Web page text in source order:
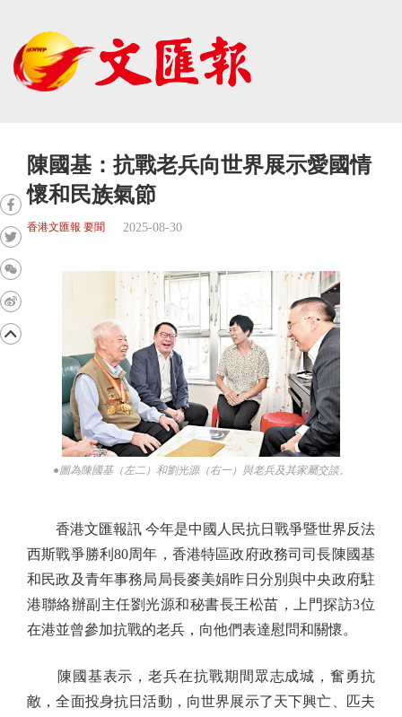
陳國基：抗戰老兵向世界展示愛國情
懷和民族氣節
香港文匯報 要聞 2025-08-30
●圖為陳國基（左二）和劉光源（右一）與老兵及其家屬交談。
香港文匯報訊 今年是中國人民抗日戰爭暨世界反法
西斯戰爭勝利80周年，香港特區政府政務司司長陳國基
和民政及青年事務局局長麥美娟昨日分別與中央政府駐
港聯絡辦副主任劉光源和秘書長王松苗，上門探訪3位
在港並曾參加抗戰的老兵，向他們表達慰問和關懷。
陳國基表示，老兵在抗戰期間眾志成城，奮勇抗
敵，全面投身抗日活動，向世界展示了天下興亡、匹夫